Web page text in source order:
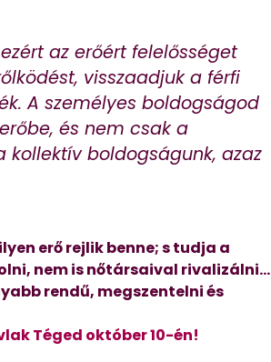
az erőért felelősséget
visszaadjuk a férfi
A személyes boldogságod
és nem csak a
boldogságunk, azaz
erő rejlik benne; s tudja a
nem is nőtársaival rivalizálni…
rendű, megszentelni és
Téged október10-én!